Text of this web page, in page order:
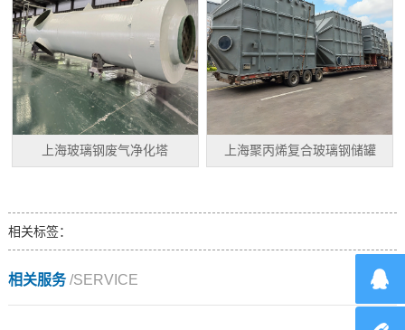
上海玻璃钢废气净化塔 上海聚丙烯复合玻璃钢储罐
相关标签：
相关服务/SERVICE